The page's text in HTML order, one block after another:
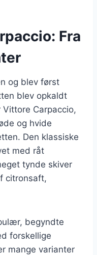
Fra
og blev først
blev opkaldt
Carpaccio,
og hvide
Den klassiske
med råt
tynde skiver
citronsaft,
begyndte
forskellige
mange varianter